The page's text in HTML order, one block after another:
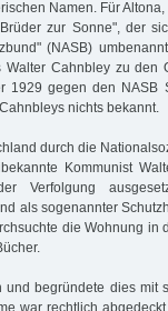
Namen. Für
zur Sonne", der
(NASB)
Cahnbley zu den
1929 gegen den NASB
nichts bekannt.
durch die
Kommunist
Verfolgung
als sogenannter
die Wohnung in
begründete dies mit